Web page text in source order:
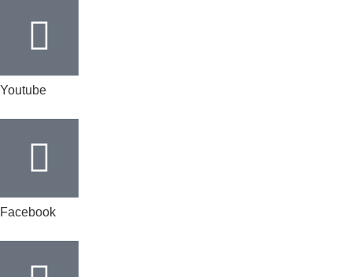
Youtube
Facebook